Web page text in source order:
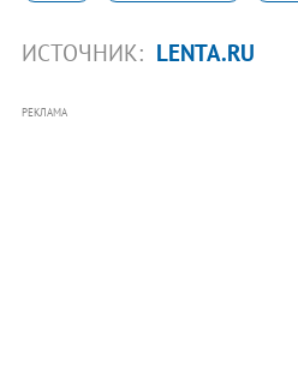
ИСТОЧНИК: LENTA.RU
РЕКЛАМА